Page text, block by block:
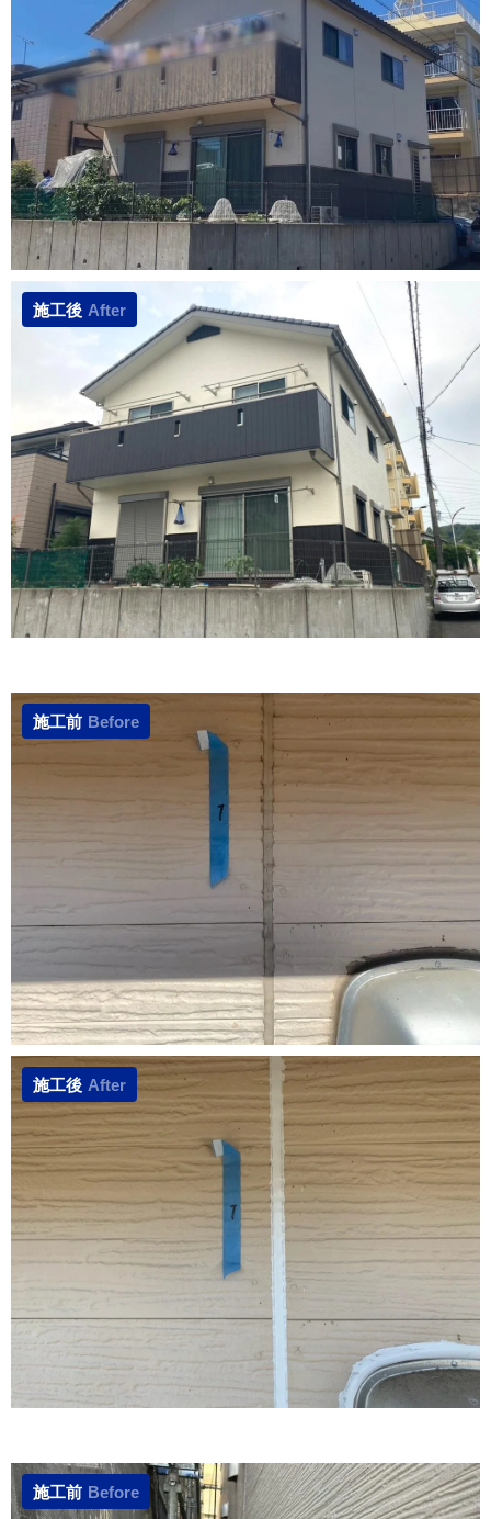
施工後 After
施工前 Before
施工後 After
施工前 Before